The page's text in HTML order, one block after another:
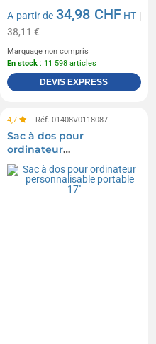
A partir de 34,98 CHF HT |
38,11 €
Marquage non compris
En stock : 11 598 articles
DEVIS EXPRESS
4,7 Réf. 01408V0118087
Sac à dos pour
ordinateur
personnalisable portable
17''